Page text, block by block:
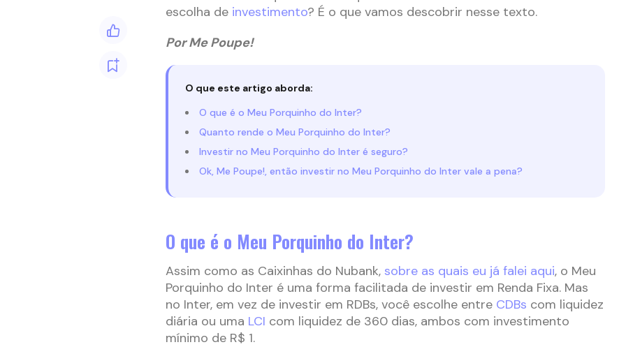
escolha de investimento? É o que vamos descobrir nesse texto.
Por Me Poupe!
O que este artigo aborda:
O que é o Meu Porquinho do Inter?
Quanto rende o Meu Porquinho do Inter?
Investir no Meu Porquinho do Inter é seguro?
Ok, Me Poupe!, então investir no Meu Porquinho do Inter vale a pena?
O que é o Meu Porquinho do Inter?
Assim como as Caixinhas do Nubank, sobre as quais eu já falei aqui, o Meu
Porquinho do Inter é uma forma facilitada de investir em Renda Fixa. Mas
no Inter, em vez de investir em RDBs, você escolhe entre CDBs com liquidez
diária ou uma LCI com liquidez de 360 dias, ambos com investimento
mínimo de R$ 1.